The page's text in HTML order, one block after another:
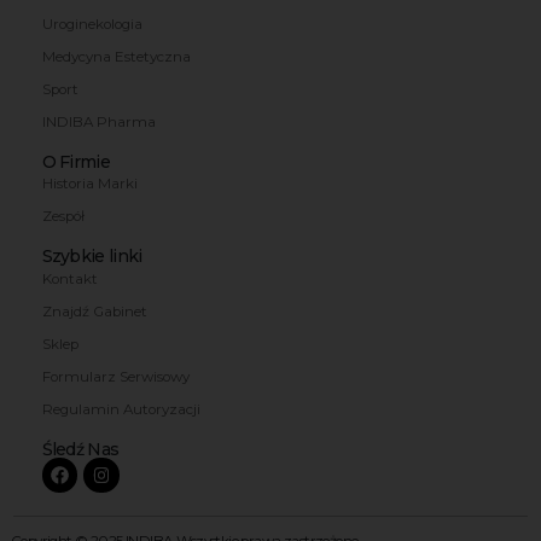
Uroginekologia
Medycyna Estetyczna
Sport
INDIBA Pharma
O Firmie
Historia Marki
Zespół
Szybkie linki
Kontakt
Znajdź Gabinet
Sklep
Formularz Serwisowy
Regulamin Autoryzacji
Śledź Nas